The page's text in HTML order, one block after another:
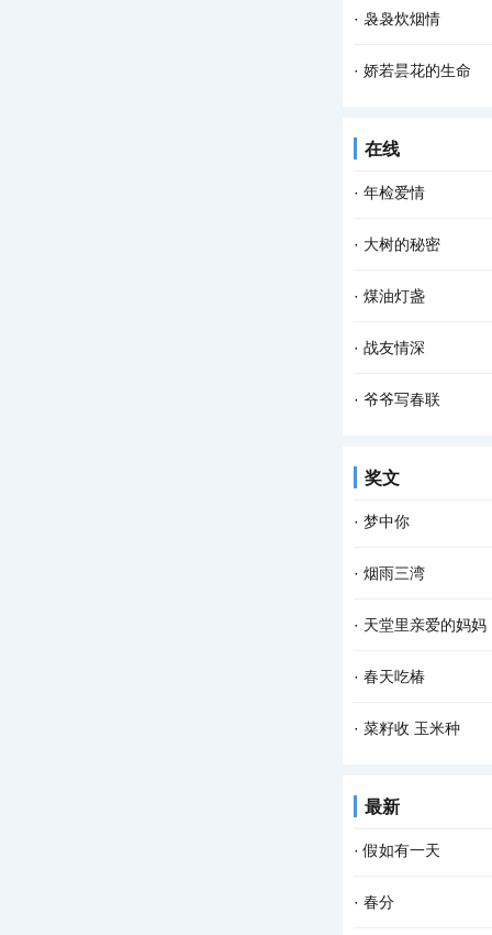
的婆婆纳草。 幸运
腊梅一开，春天不
情爱的张扬，猫儿
· 袅袅炊烟情
从村庄走出的游子
· 娇若昙花的生命
在线
· 年检爱情
岁末年初，各类年
物事，必须得年检
· 大树的秘密
我坚信，每一棵大
也因此，我们常常
· 煤油灯盏
一粒谷，溅满屋。
燃烧，火舌自锅底
· 战友情深
动车开动，我们一
· 爷爷写春联
奖文
· 梦中你
在梦中 我乘风驾云
季的火红 你低头时
· 烟雨三湾
与镶嵌在老步湖路
那个乍暖还寒的下
· 天堂里亲爱的妈妈
天堂里亲爱的妈妈
mmol/L的血糖指标
· 春天吃椿
推开晨雾，把记忆
· 菜籽收 玉米种
最新
·假如有一天
假如有一天， 我变
· 春分